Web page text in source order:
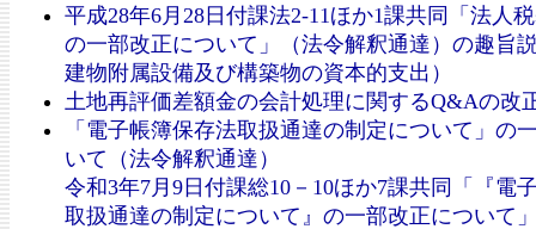
平成28年6月28日付課法2-11ほか1課共同「法人
の一部改正について」（法令解釈通達）の趣旨
建物附属設備及び構築物の資本的支出）
土地再評価差額金の会計処理に関するQ&Aの改
「電子帳簿保存法取扱通達の制定について」の
いて（法令解釈通達）
令和3年7月9日付課総10－10ほか7課共同「『電
取扱通達の制定について』の一部改正について